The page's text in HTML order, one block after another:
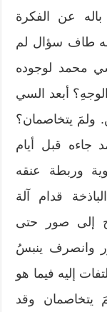
عن الفكرة
طاف سؤال لم
محمد لوجوده
أبعد السي
ولمَ يتخاصمان؟
قبل أيام
وربطة عنقه
قدام آلة
إلى صور حتى
وانصرف ينبسُ
إليه فيما هو
يتخاصمان وقد